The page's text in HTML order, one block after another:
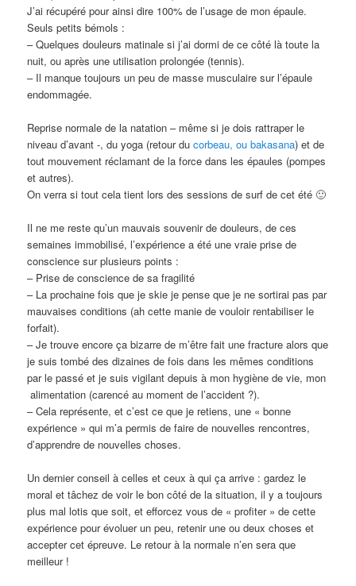
J’ai récupéré pour ainsi dire 100% de l’usage de mon épaule.
Seuls petits bémols :
– Quelques douleurs matinale si j’ai dormi de ce côté là toute la
nuit, ou après une utilisation prolongée (tennis).
– Il manque toujours un peu de masse musculaire sur l’épaule
endommagée.
Reprise normale de la natation – même si je dois rattraper le
niveau d’avant -, du yoga (retour ducorbeau, ou bakasana) et de
tout mouvement réclamant de la force dans les épaules (pompes
et autres).
On verra si tout cela tient lors des sessions de surf de cet été 🙂
Il ne me reste qu’un mauvais souvenir de douleurs, de ces
semaines immobilisé, l’expérience a été une vraie prise de
conscience sur plusieurs points :
– Prise de conscience de sa fragilité
– La prochaine fois que je skie je pense que je ne sortirai pas par
mauvaises conditions (ah cette manie de vouloir rentabiliser le
forfait).
– Je trouve encore ça bizarre de m’être fait une fracture alors que
je suis tombé des dizaines de fois dans les mêmes conditions
par le passé et je suis vigilant depuis à mon hygiène de vie, mon
alimentation (carencé au moment de l’accident ?).
– Cela représente, et c’est ce que je retiens, une « bonne
expérience » qui m’a permis de faire de nouvelles rencontres,
d’apprendre de nouvelles choses.
Un dernier conseil à celles et ceux à qui ça arrive : gardez le
moral et tâchez de voir le bon côté de la situation, il y a toujours
plus mal lotis que soit, et efforcez vous de « profiter » de cette
expérience pour évoluer un peu, retenir une ou deux choses et
accepter cet épreuve. Le retour à la normale n’en sera que
meilleur !